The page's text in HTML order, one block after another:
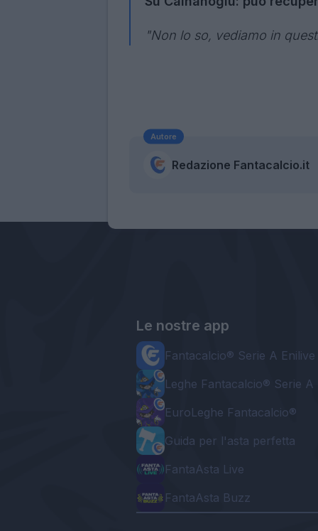
"Non lo so, vediamo in
Autore
Redazione Fantacalcio.it
Le nostre app
Fantacalcio® Serie A Enilive
Leghe Fantacalcio® Serie A
EuroLeghe Fantacalcio®
Guida per l'asta perfetta
FantaAsta Live
FantaAsta Buzz